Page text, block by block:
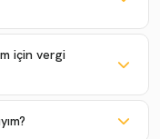
için vergi